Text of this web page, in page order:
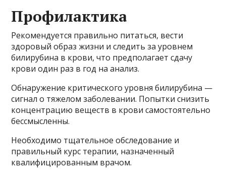
Профилактика
Рекомендуется правильно питаться, вести
здоровый образ жизни и следить за уровнем
билирубина в крови, что предполагает сдачу
крови один раз в год на анализ.
Обнаружение критического уровня билирубина —
сигнал о тяжелом заболевании. Попытки снизить
концентрацию веществ в крови самостоятельно
бессмысленны.
Необходимо тщательное обследование и
правильный курс терапии, назначенный
квалифицированным врачом.